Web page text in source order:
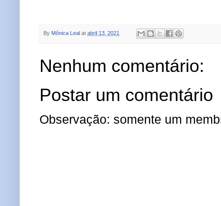
By Mônica Leal at abril 13, 2021
Nenhum comentário:
Postar um comentário
Observação: somente um